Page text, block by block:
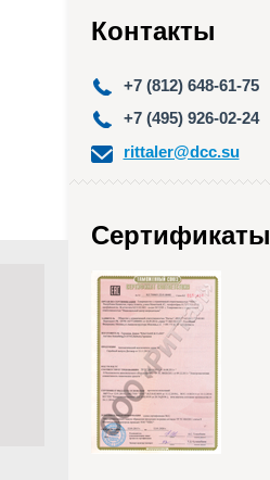
Контакты
+7 (812) 648-61-75
+7 (495) 926-02-24
rittaler@dcc.su
Сертификаты